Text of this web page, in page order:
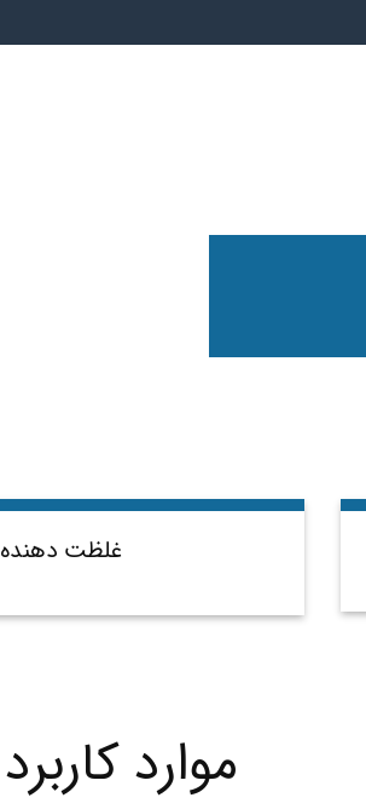
غلظت دهنده
موارد کاربرد